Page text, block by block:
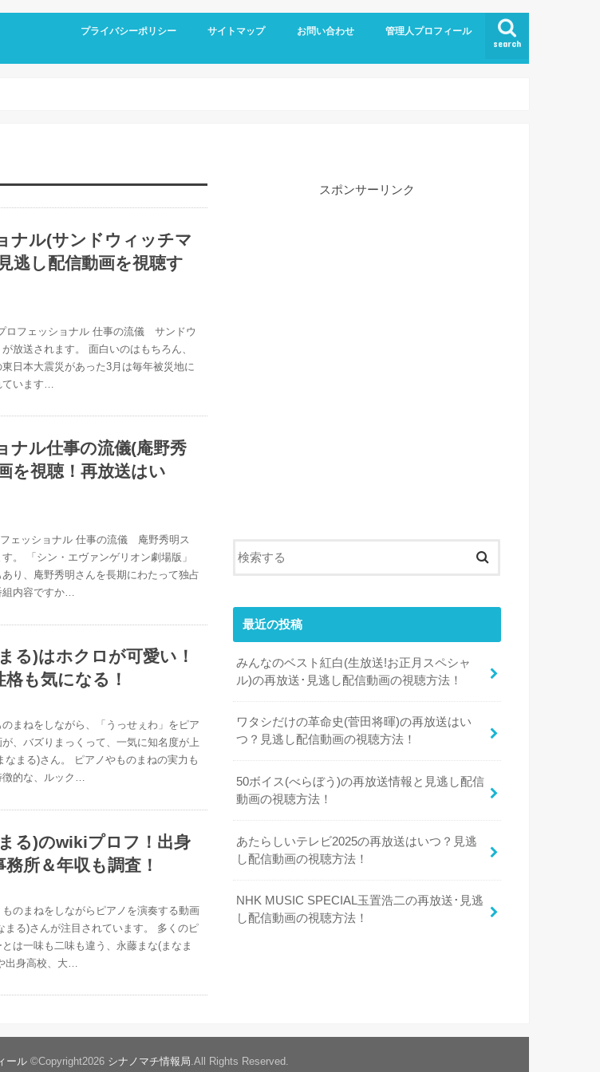
search
プライバシーポリシー サイトマップ お問い合わせ 管理人プロフィール
ナル(サンドウィッチマ
逃し配信動画を視聴す
ロフェッショナル 仕事の流儀 サンドウ
放送されます。 面白いのはもちろん、
日本大震災があった3月は毎年被災地に
います…
ナル仕事の流儀(庵野秀
を視聴！再放送はい
ェッショナル 仕事の流儀 庵野秀明ス
。 「シン・エヴァンゲリオン劇場版」
り、庵野秀明さんを長期にわたって独占
組内容ですか…
る)はホクロが可愛い！
も気になる！
まねをしながら、「うっせぇわ」をピア
、バズりまっくって、一気に知名度が上
なまる)さん。 ピアノやものまねの実力も
徴的な、ルック…
る)のwikiプロフ！出身
所＆年収も調査！
のまねをしながらピアノを演奏する動画
まる)さんが注目されています。 多くのピ
は一味も二味も違う、永藤まな(まなま
出身高校、大…
スポンサーリンク
最近の投稿
みんなのベスト紅白(生放送!お正月スペシャ
ル)の再放送･見逃し配信動画の視聴方法！
ワタシだけの革命史(菅田将暉)の再放送はい
つ？見逃し配信動画の視聴方法！
50ボイス(べらぼう)の再放送情報と見逃し配信
動画の視聴方法！
あたらしいテレビ2025の再放送はいつ？見逃
し配信動画の視聴方法！
NHK MUSIC SPECIAL玉置浩二の再放送･見逃
し配信動画の視聴方法！
ール ©Copyright2026 シナノマチ情報局 .All Rights Reserved.